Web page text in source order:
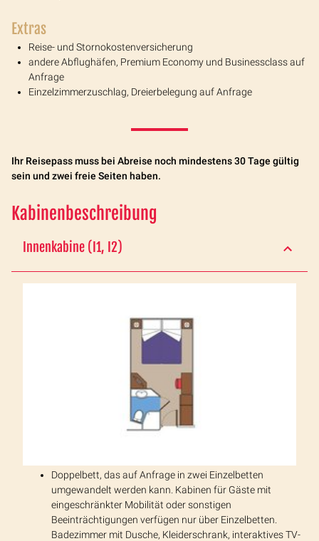
Extras
Reise- und Stornokostenversicherung
andere Abflughäfen, Premium Economy und Businessclass auf
Anfrage
Einzelzimmerzuschlag, Dreierbelegung auf Anfrage
Ihr Reisepass muss bei Abreise noch mindestens 30 Tage gültig
sein und zwei freie Seiten haben.
Kabinenbeschreibung
Innenkabine (I1, I2)
Doppelbett, das auf Anfrage in zwei Einzelbetten
umgewandelt werden kann. Kabinen für Gäste mit
eingeschränkter Mobilität oder sonstigen
Beeinträchtigungen verfügen nur über Einzelbetten.
Badezimmer mit Dusche, Kleiderschrank, interaktives TV-